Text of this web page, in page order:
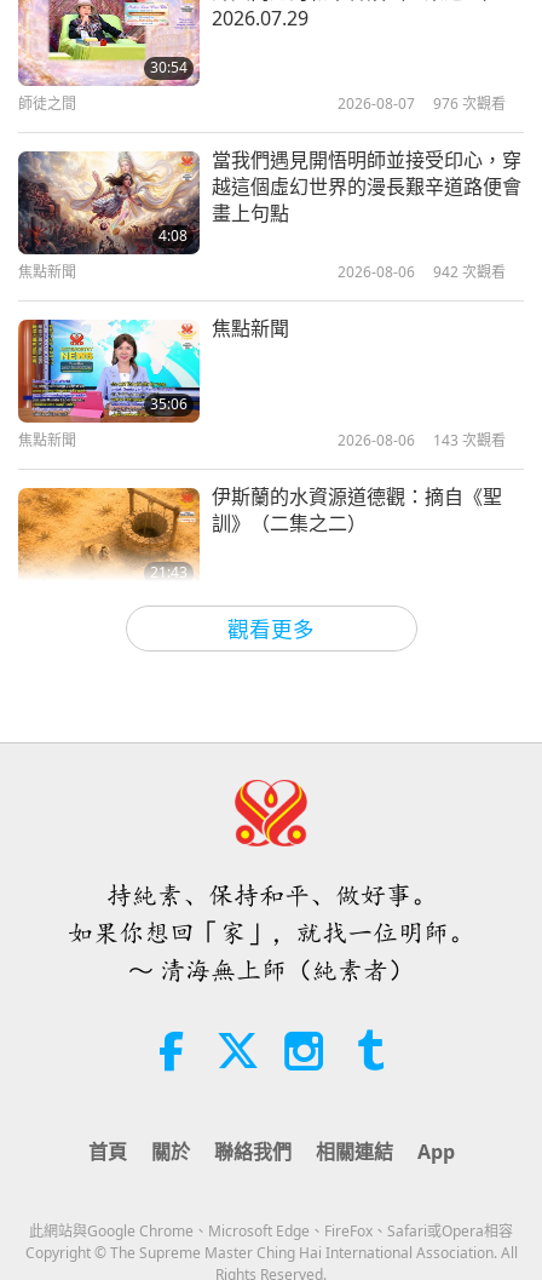
須抱持希望。（是的，師父。）我們必須抱持希望，
而且必須祈禱。不然會每況愈下。（是，師父。）但
我們全都會提昇。只是我替那些還不了解的人類和眾
生感到遺憾。對我們而言，沒問題。好嗎？（好，師
父。）對你們、對我，沒問題。我們只是換地方，換
外表這件「衣服」，不會發生別的事。（謝謝師父，
了解。）我們不會發生任何不幸。我們會回「家」。
（師父，值此新冠疫情危機，人們皆銜命居家禁足。
師父有話想對大家說嗎？）喔，他們最好待在家裡，
照政府規定的去做。（是，師父。）我也吩咐過你
父。謝謝師父。）病毒是有形的，所以必須以有形的
方法防護。唉，可憐的大眾！他們目前惶恐不已。
（對。）我不記得ＳＡＲＳ或禽流感時，民眾曾被這
樣禁足。有嗎？（這是頭一遭。）對，我想這是首度
發生，疫情爆發迫使民眾被禁足。（對，師父。）我
我認為政府和宗教領袖，必須擔任更強而有力的領導
角色。必須採取更立竿見影的措施。（確實，師父，
對。）告訴人們，只需回歸自己原本的慈悲天性。不
再吃肉，不再屠殺無辜和無助者，不再殘酷地折磨他
（好的，師父。）我的意思是，死亡並非大問
式。（對，師父。）還有屠殺受害者的方式，殘酷到
天地都不忍卒睹。
為才從動物傳給人類。）是的。（所有ＳＡＲＳ、Ｍ
對！病毒應該是，一些吃野生動物的人所傳播出來
清海無上師慈愛關切非洲和中國
動物對清海無上師無條件的愛（二
集之一） 2020.03.30
觀看更多
30:54
2026.07.29
師徒之間 2026-08-07 976次觀看
4:08
當我們遇見開悟明師並接受印心，穿
越這個虛幻世界的漫長艱辛道路便會
畫上句點
焦點新聞 2026-08-06 942 次觀看
35:06
焦點新聞
焦點新聞 2026-08-06 143 次觀看
21:43
伊斯蘭的水資源道德觀：摘自《聖
訓》（二集之二）
2026-08-06
19:47
38:45
師父內邊的和平會談（二集之一）
師徒之間 2026-08-06 1189
2:01
肉品製造商權益
25:38
ＭＡＰＡ對師父的提問（二集之一）
持純素、保持和平、做好事。
如果你想回「家」，就找一位明師。
～ 清海無上師（純素者）
首頁 關於 聯絡我們 相關連結 App
此網站與Google Chrome、Microsoft Edge、FireFox、Safari或Opera相容
Copyright © The Supreme Master Ching Hai International Association. All
Rights Reserved.